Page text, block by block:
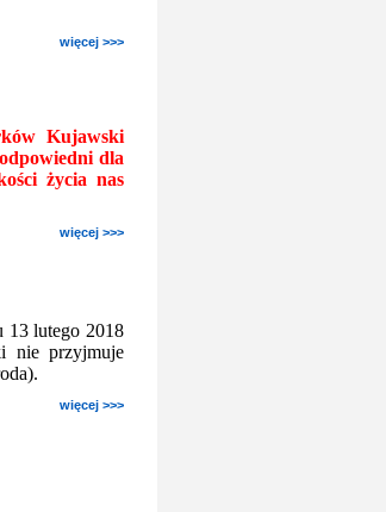
więcej >>>
Kujawski
dla
życia nas
więcej >>>
lutego 2018
nie przyjmuje
więcej >>>